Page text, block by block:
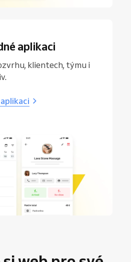
aplikaci
klientech, týmu i